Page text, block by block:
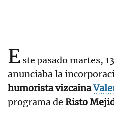
Este pasado martes,
anunciaba la
humorista vizcaina
programa de Risto